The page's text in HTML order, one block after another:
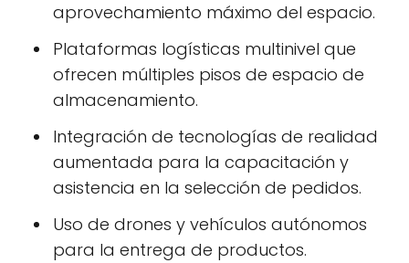
aprovechamiento máximo del espacio.
Plataformas logísticas multinivel que
ofrecen múltiples pisos de espacio de
almacenamiento.
Integración de tecnologías de realidad
aumentada para la capacitación y
asistencia en la selección de pedidos.
Uso de drones y vehículos autónomos
para la entrega de productos.